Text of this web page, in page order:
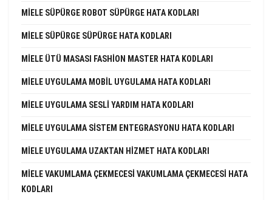
MIELE SÜPÜRGE ROBOT SÜPÜRGE HATA KODLARI
MIELE SÜPÜRGE SÜPÜRGE HATA KODLARI
MIELE ÜTÜ MASASI FASHION MASTER HATA KODLARI
MIELE UYGULAMA MOBIL UYGULAMA HATA KODLARI
MIELE UYGULAMA SESLI YARDIM HATA KODLARI
MIELE UYGULAMA SISTEM ENTEGRASYONU HATA KODLARI
MIELE UYGULAMA UZAKTAN HIZMET HATA KODLARI
MIELE VAKUMLAMA ÇEKMECESI VAKUMLAMA ÇEKMECESI HATA
KODLARI